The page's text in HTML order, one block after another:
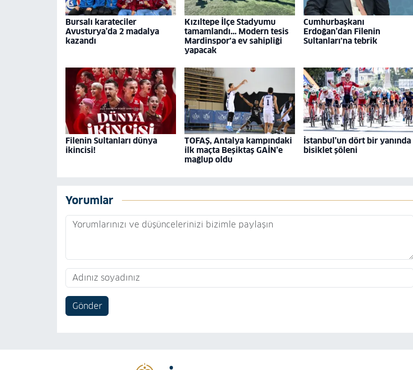
Bursalı karateciler
Avusturya’da 2 madalya
kazandı
Kızıltepe İlçe Stadyumu
tamamlandı... Modern tesis
Mardinspor'a ev sahipliği
yapacak
Cumhurbaşkanı
Erdoğan’dan Filenin
Sultanları'na tebrik
Filenin Sultanları dünya
ikincisi!
TOFAŞ, Antalya kampındaki
ilk maçta Beşiktaş GAİN’e
mağlup oldu
İstanbul’un dört bir yanında
bisiklet şöleni
Yorumlar
Gönder